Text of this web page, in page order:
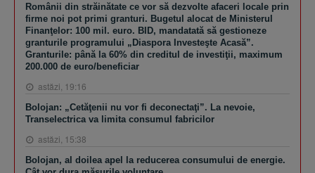
Românii din străinătate ce vor să dezvolte afaceri locale prin
firme noi pot primi granturi. Bugetul alocat de Ministerul
Finanţelor: 100 mil. euro. BID, mandatată să gestioneze
granturile programului „Diaspora Investeşte Acasă”.
Granturile: până la 60% din creditul de investiţii, maximum
200.000 de euro/beneficiar
astăzi, 19:16
Bolojan: „Cetăţenii nu vor fi deconectaţi”. La nevoie,
Transelectrica va limita consumul fabricilor
astăzi, 15:38
Bolojan, al doilea apel la reducerea consumului de energie.